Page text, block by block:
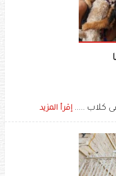
كلاب ..... إقرأ المزيد